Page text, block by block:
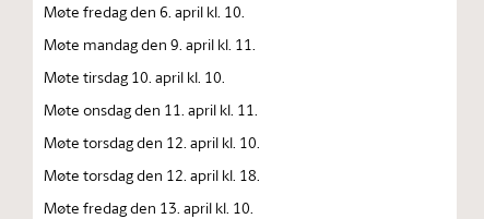
Møte fredag den 6. april kl. 10.
Møte mandag den 9. april kl. 11.
Møte tirsdag 10. april kl. 10.
Møte onsdag den 11. april kl. 11.
Møte torsdag den 12. april kl. 10.
Møte torsdag den 12. april kl. 18.
Møte fredag den 13. april kl. 10.